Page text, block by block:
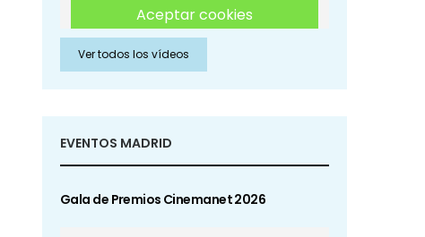
Aceptar cookies
Aceptar cookies de Redes
Sociales
Ver todos los vídeos
EVENTOS MADRID
Gala de Premios Cinemanet 2026